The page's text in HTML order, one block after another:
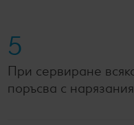
5
При сервиране
поръсва с